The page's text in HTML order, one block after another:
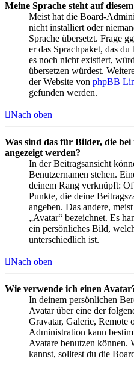
Meine Sprache steht auf
Meist hat die Board-
nicht installiert oder
Sprache übersetzt. Frage
er das Sprachpaket, das
es noch nicht existiert,
übersetzen würdest.
der Website von phpBB
gefunden werden.
Nach oben
Was sind das für Bilder, die
angezeigt werden?
In der Beitragsansicht
Benutzernamen stehen.
deinem Rang verknüpft:
Punkte, die deine
angeben. Das andere,
„Avatar“ bezeichnet. Es
ein persönliches Bild,
unterschiedlich ist.
Nach oben
Wie verwende ich einen
In deinem persönlichen
Avatar über eine der
Gravatar, Galerie, Remote
Administration kann
Avatare benutzen können.
kannst, solltest du die